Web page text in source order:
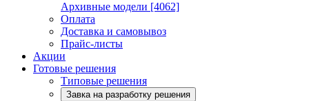
Архивные модели [4062]
Оплата
Доставка и самовывоз
Прайс-листы
Акции
Готовые решения
Типовые решения
Завка на разработку решения